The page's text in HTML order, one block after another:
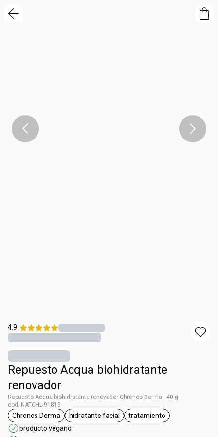
4.9
Repuesto Acqua biohidratante
renovador
Repuesto Acqua biohidratante renovador Chronos Derma - 40 g
cod. NATCHL-91819
general.tag Chronos Derma
Chronos Derma
general.tag hidratante facial
hidratante facial
general.tag
tratamiento
producto vegano